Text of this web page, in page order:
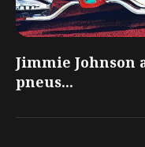
Jimmie Johnson
pneus...